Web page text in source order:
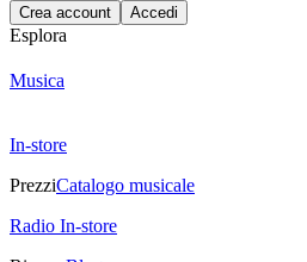
Crea account Accedi
Esplora
Musica
In-store
PrezziCatalogo musicale
Radio In-store